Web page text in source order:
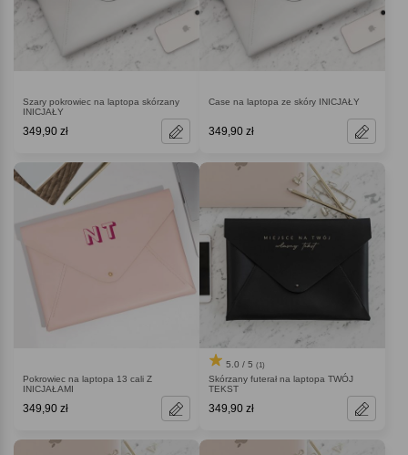
Szary pokrowiec na laptopa skórzany
INICJAŁY
349,90 zł
Case na laptopa ze skóry INICJAŁY
349,90 zł
Pokrowiec na laptopa 13 cali Z
INICJAŁAMI
349,90 zł
5.0 / 5 (1)
Skórzany futerał na laptopa TWÓJ
TEKST
349,90 zł